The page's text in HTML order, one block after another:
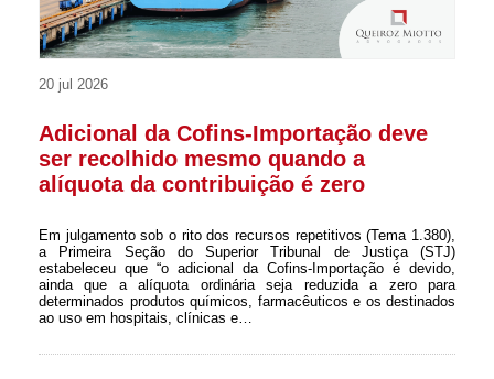
20 jul 2026
Adicional da Cofins-Importação deve
ser recolhido mesmo quando a
alíquota da contribuição é zero
Em julgamento sob o rito dos recursos repetitivos (Tema 1.380),
a Primeira Seção do Superior Tribunal de Justiça (STJ)
estabeleceu que “o adicional da Cofins-Importação é devido,
ainda que a alíquota ordinária seja reduzida a zero para
determinados produtos químicos, farmacêuticos e os destinados
ao uso em hospitais, clínicas e…